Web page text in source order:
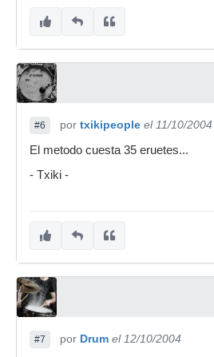
#6 por txikipeople el 11/10/2004
El metodo cuesta 35 eruetes...
- Txiki -
#7 por Drum el 12/10/2004